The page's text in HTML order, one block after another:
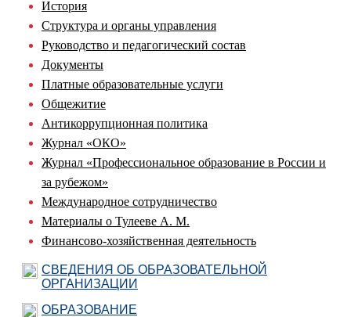
История
Структура и органы управления
Руководство и педагогический состав
Документы
Платные образовательные услуги
Общежитие
Антикоррупционная политика
Журнал «ОКО»
Журнал «Профессиональное образование в России и
за рубежом»
Международное сотрудничество
Материалы о Тулееве А. М.
Финансово-хозяйственная деятельность
СВЕДЕНИЯ ОБ ОБРАЗОВАТЕЛЬНОЙ
ОРГАНИЗАЦИИ
ОБРАЗОВАНИЕ